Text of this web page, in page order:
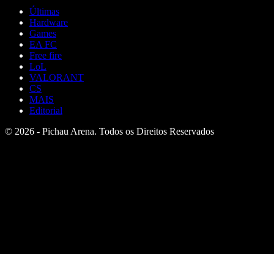
Últimas
Hardware
Games
EA FC
Free fire
LoL
VALORANT
CS
MAIS
Editorial
© 2026 - Pichau Arena. Todos os Direitos Reservados